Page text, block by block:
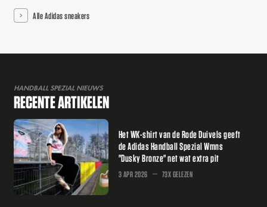
Alle Adidas sneakers
HANDBALL SPEZIAL NIEUWS
RECENTE ARTIKELEN
Het WK-shirt van de Rode Duivels geeft
de Adidas Handball Spezial Wmns
"Dusky Bronze" net wat extra pit
3 APR 2026 73X GELEZEN